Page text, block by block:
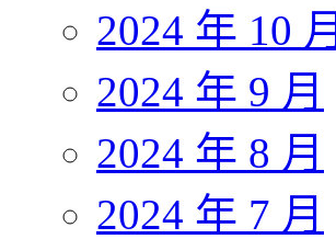
2024 年 10 月
2024 年 9 月
2024 年 8 月
2024 年 7 月